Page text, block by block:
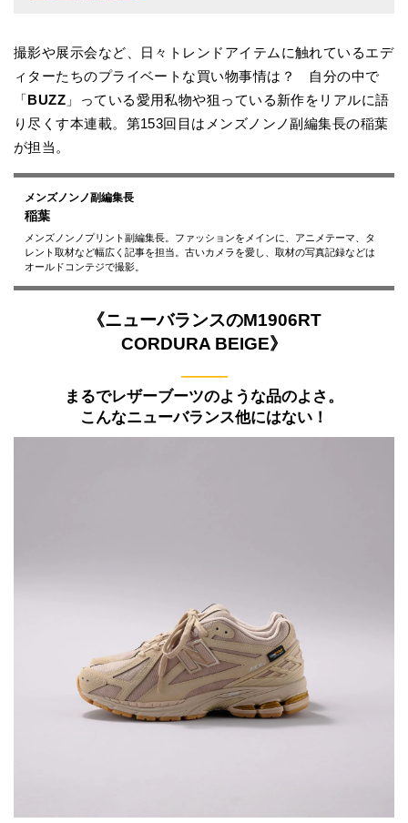
撮影や展示会など、日々トレンドアイテムに触れているエデ
ィターたちのプライベートな買い物事情は？ 自分の中で
「BUZZ 」っている愛用私物や狙っている新作をリアルに語
り尽くす本連載。第153回目はメンズノンノ副編集長の稲葉
が担当。
メンズノンノ副編集長
稲葉
メンズノンノプリント副編集長。ファッションをメインに、アニメテーマ、タ
レント取材など幅広く記事を担当。古いカメラを愛し、取材の写真記録などは
オールドコンテジで撮影。
《ニューバランスのM1906RT
CORDURA BEIGE》
———
まるでレザーブーツのような品のよさ。
こんなニューバランス他にはない！